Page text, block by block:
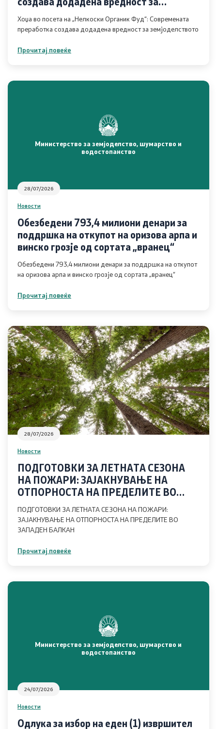
Стратешки документи
Испит за фитофармација
Легислатива
Програми
Програми
Проекти
Капитални проекти
Меѓународни проекти
Отворен балкан
ИПАРД
ИПАРД Програма 2014-2020
ИПАРД Програма 2021-2027
Следење на ИПАРД
Контакт
земјоделството
Хоџа во посета на „Нелкоски Органик Фуд“: Современата
преработка создава додадена вредност за земјоделството
Прочитај повеќе
Министерство за земјоделство, шумарство и
водостопанство
28/07/2026
Новости
Обезбедени 793,4 милиони денари за
поддршка на откупот на оризова арпа и
винско грозје од сортата „вранец“
Обезбедени 793,4 милиони денари за поддршка на откупот
на оризова арпа и винско грозје од сортата „вранец“
Прочитај повеќе
28/07/2026
Новости
ПОДГОТОВКИ ЗА ЛЕТНАТА СЕЗОНА
НА ПОЖАРИ: ЗАЈАКНУВАЊЕ НА
ОТПОРНОСТА НА ПРЕДЕЛИТЕ ВО
ЗАПАДЕН БАЛКАН
ПОДГОТОВКИ ЗА ЛЕТНАТА СЕЗОНА НА ПОЖАРИ:
ЗАЈАКНУВАЊЕ НА ОТПОРНОСТА НА ПРЕДЕЛИТЕ ВО
ЗАПАДЕН БАЛКАН
Прочитај повеќе
Министерство за земјоделство, шумарство и
водостопанство
24/07/2026
Новости
Одлука за избор на еден (1) извршител